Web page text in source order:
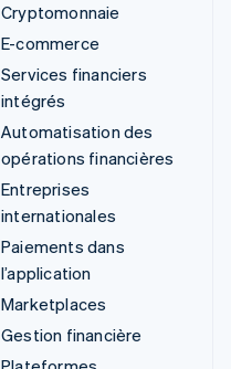
Cryptomonnaie
E-commerce
Services financiers
intégrés
Automatisation des
opérations financières
Entreprises
internationales
Paiements dans
l’application
Marketplaces
Gestion financière